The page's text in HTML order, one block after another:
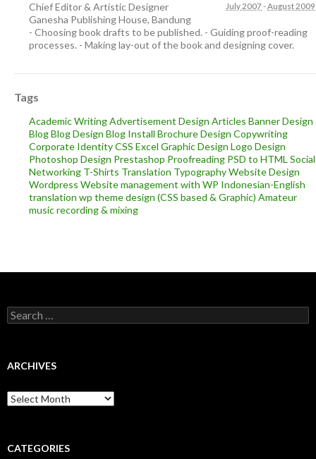
Chief Editor & Artistic Designer
Ganesha Publishing House, Bandung
July 2007-August 2009
- Choosing book drafts to be published. - Guiding proof-reading
processes. - Making lay-out of the book and designing cover.
Tags
Academic WritingAdvertisement Design Articles Banner Design
BlogBlog Design Blog Install Brochure Design Copywriting
Corporate IdentityCSS Excel Graphic Design Logo Design
Photoshop Design Prestashop Proofreading PSD to HTML Social
Networking T-Shirts Translation TypographyWebsite Design
Wordpress Website management with WP Indonesian-English
translation wp theme design (CSS based & Graphic) Amateur
music recording & mixing
Search
for:
ARCHIVES
Archives
CATEGORIES